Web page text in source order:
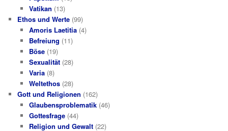
Vatikan (13)
Ethos und Werte (99)
Amoris Laetitia(4)
Befreiung (11)
Böse(19)
Sexualität(28)
Varia(8)
Weltethos(28)
Gott und Religionen (162)
Glaubensproblematik(46)
Gottesfrage(44)
Religion und Gewalt(22)